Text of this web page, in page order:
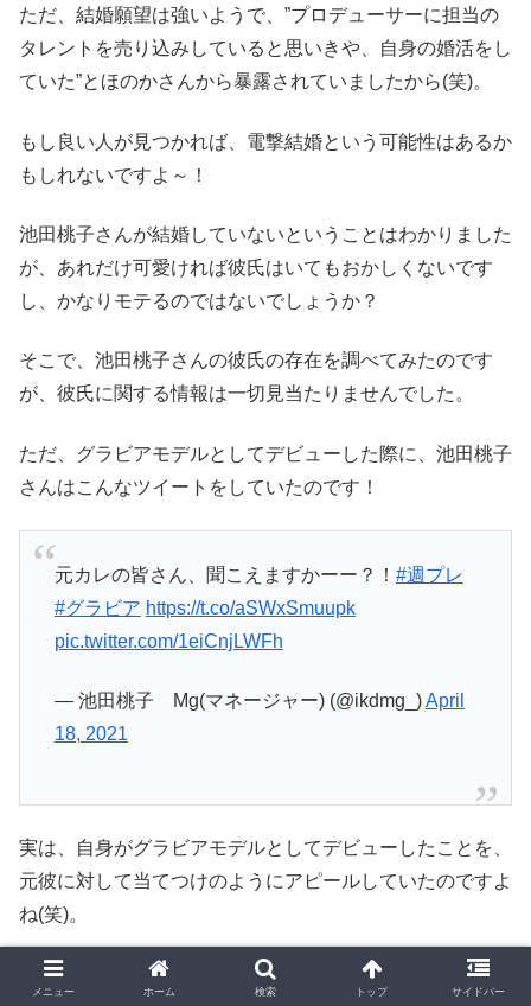
ただ、結婚願望は強いようで、”プロデューサーに担当の
タレントを売り込みしていると思いきや、自身の婚活をし
ていた”とほのかさんから暴露されていましたから(笑)。
もし良い人が見つかれば、電撃結婚という可能性はあるか
もしれないですよ～！
池田桃子さんが結婚していないということはわかりました
が、あれだけ可愛ければ彼氏はいてもおかしくないです
し、かなりモテるのではないでしょうか？
そこで、池田桃子さんの彼氏の存在を調べてみたのです
が、彼氏に関する情報は一切見当たりませんでした。
ただ、グラビアモデルとしてデビューした際に、池田桃子
さんはこんなツイートをしていたのです！
元カレの皆さん、聞こえますかーー？！ #週プレ
#グラビア https://t.co/aSWxSmuupk
pic.twitter.com/1eiCnjLWFh
— 池田桃子 Mg(マネージャー) (@ikdmg_)April
18, 2021
実は、自身がグラビアモデルとしてデビューしたことを、
元彼に対して当てつけのようにアピールしていたのですよ
ね(笑)。
おそらく、現在彼氏がいるのであれば、元彼に対して当て
メニュー ホーム 検索 トップ サイドバー